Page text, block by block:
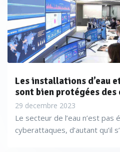
Les installations d’eau
sont bien protégées
29 decembre 2023
Le secteur de l’eau n’est
cyberattaques, d’autant qu’il